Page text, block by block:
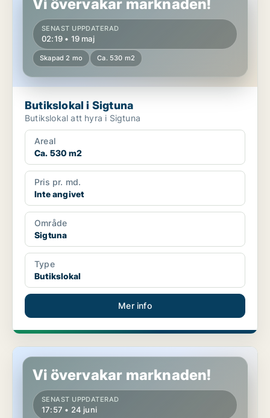
Vi övervakar marknaden!
SENAST UPPDATERAD
02:19 • 19 maj
Skapad 2 mo Ca. 530 m2
Butikslokal i Sigtuna
Butikslokal att hyra i Sigtuna
Areal
Ca. 530 m2
Pris pr. md.
Inte angivet
Område
Sigtuna
Type
Butikslokal
Mer info
Butikslokal i Sigtuna
Vi övervakar marknaden!
SENAST UPPDATERAD
17:57 • 24 juni